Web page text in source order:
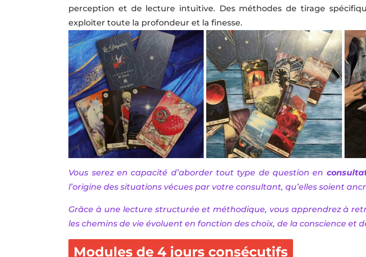
perception et de lecture intuitive. Des méthodes de tirage
exploiter toute la profondeur et la finesse.
Vous serez en capacité d’aborder tout type de question en
l’origine des situations vécues par votre consultant, qu’elles soient
Grâce à une lecture structurée et méthodique, vous apprendrez à
les chemins de vie évoluent en fonction des choix, de la conscience et
Modules de 4 jours consécutifs